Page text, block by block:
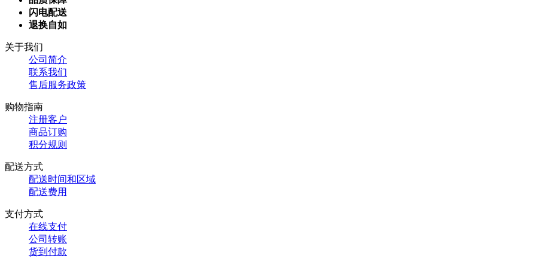
闪电配送
退换自如
关于我们
公司简介
联系我们
售后服务政策
购物指南
注册客户
商品订购
积分规则
配送方式
配送时间和区域
配送费用
支付方式
在线支付
公司转账
货到付款